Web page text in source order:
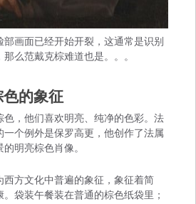
画面已经开始开裂，这通常是识别
么范戴克棕难道也是。。。
色的象征
色，他们喜欢明亮、纯净的色彩。法
个例外是保罗高更，他创作了法属
明亮棕色肖像。
西方文化中普遍的象征，象征着简
袋装午餐装在普通的棕色纸袋里；